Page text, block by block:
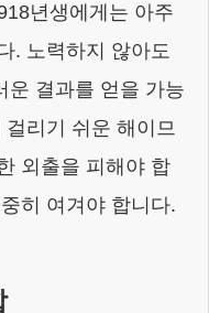
년생에게는 아주
. 노력하지 않아도
운 결과를 얻을 가능
리기 쉬운 해이므
외출을 피해야 합
히 여겨야 합니다.